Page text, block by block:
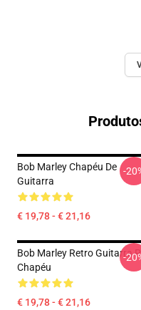
Bob Marley Chapéu De
Guitarra
€ 19,78 - € 21,16
-
Bob Marley Retro Guitarra
Chapéu
€ 19,78 - € 21,16
-